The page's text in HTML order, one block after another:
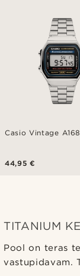
Casio Vintage
44,95 €
TITANIUM
Pool on teras
vastupidavam.